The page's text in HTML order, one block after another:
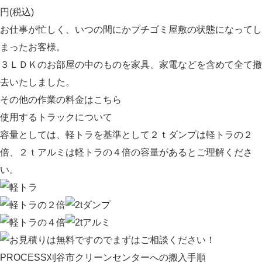
円(税込)
お仕事が忙しく、いつの間にかプチゴミ屋敷の状態になってし
まったお客様。
３ＬＤＫのお部屋の中のものを家具、家電などを含めて全て撤
去いたしました。
その他の作業の料金はこちら
使用するトラックについて
容量としては、軽トラを基準として２ｔダンプは軽トラの２
倍、２ｔアルミは軽トラの４倍の容量があるとご理解くださ
い。
PROCESS刈谷市クリーンセンターへの搬入手順